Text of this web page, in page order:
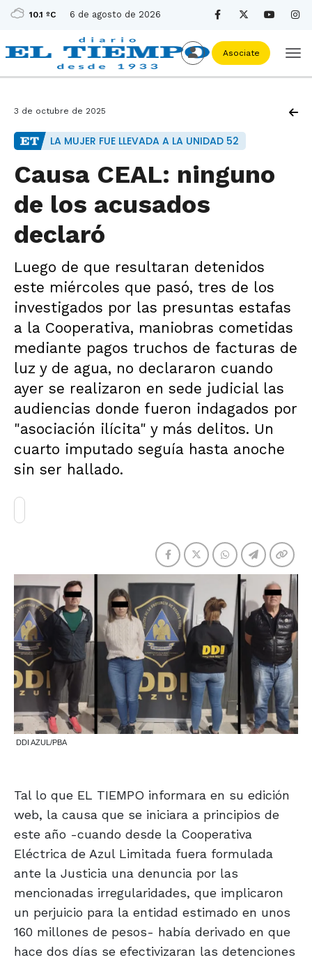
10.1 ºC 6 de agosto de 2026
Asociate
3 de octubre de 2025
LA MUJER FUE LLEVADA A LA UNIDAD 52
Causa CEAL: ninguno
de los acusados
declaró
Luego de que resultaran detenidos
este miércoles que pasó, tres de los
investigados por las presuntas estafas
a la Cooperativa, maniobras cometidas
mediante pagos truchos de facturas de
luz y de agua, no declararon cuando
ayer se realizaron en sede judicial las
audiencias donde fueron indagados por
"asociación ilícita" y más delitos. Un
cuarto imputado seguía hasta anoche
sin ser hallado.
DDI AZUL/PBA
Tal lo que EL TIEMPO informara en su edición
web, la causa que se iniciara a principios de
este año -cuando desde la Cooperativa
Eléctrica de Azul Limitada fuera formulada
ante la Justicia una denuncia por las
mencionadas irregularidades, que implicaron
un perjuicio para la entidad estimado en unos
160 millones de pesos- había derivado en que
hace dos días se efectivizaran las detenciones